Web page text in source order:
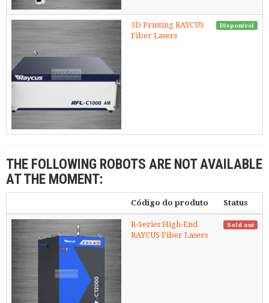
3D Printing RAYCUS
Fiber Lasers
Disponível
THE FOLLOWING ROBOTS ARE NOT AVAILABLE
AT THE MOMENT:
Código do produto Status
R-Series High-End
RAYCUS Fiber Lasers
Sold out